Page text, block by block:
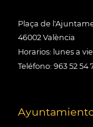
Plaça de
46002 València
Horarios: lunes a
Teléfono: 963 52 54